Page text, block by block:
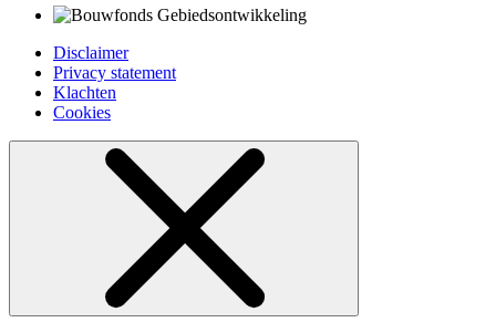
Disclaimer
Privacy statement
Klachten
Cookies